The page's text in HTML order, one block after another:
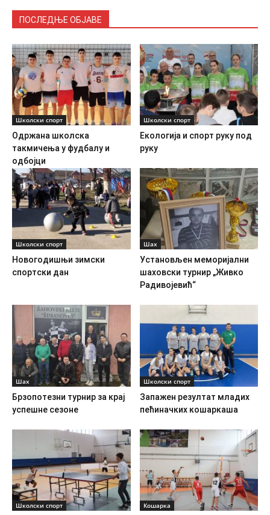
ПОСЛЕДЊЕ ОБЈАВЕ
Школски спорт
Одржана школска
такмичења у фудбалу и
одбојци
Школски спорт
Екологија и спорт руку под
руку
Школски спорт
Новогодишњи зимски
спортски дан
Шах
Установљен меморијални
шаховски турнир „Живко
Радивојевић“
Шах
Брзопотезни турнир за крај
успешне сезоне
Школски спорт
Запажен резултат младих
пећиначких кошаркаша
Школски спорт Кошарка